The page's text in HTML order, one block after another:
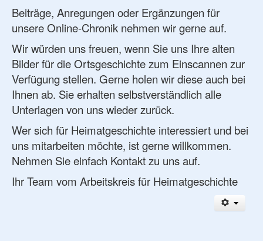
Beiträge, Anregungen oder Ergänzungen für
unsere Online-Chronik nehmen wir gerne auf.
Wir würden uns freuen, wenn Sie uns Ihre alten
Bilder für die Ortsgeschichte zum Einscannen zur
Verfügung stellen. Gerne holen wir diese auch bei
Ihnen ab. Sie erhalten selbstverständlich alle
Unterlagen von uns wieder zurück.
Wer sich für Heimatgeschichte interessiert und bei
uns mitarbeiten möchte, ist gerne willkommen.
Nehmen Sie einfach Kontakt zu uns auf.
Ihr Team vom Arbeitskreis für Heimatgeschichte